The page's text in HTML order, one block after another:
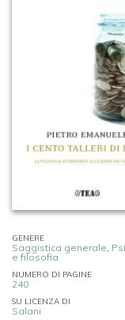
GENERE
Saggistica generale,
e filosofia
NUMERO DI PAGINE
240
SU LICENZA DI
Salani